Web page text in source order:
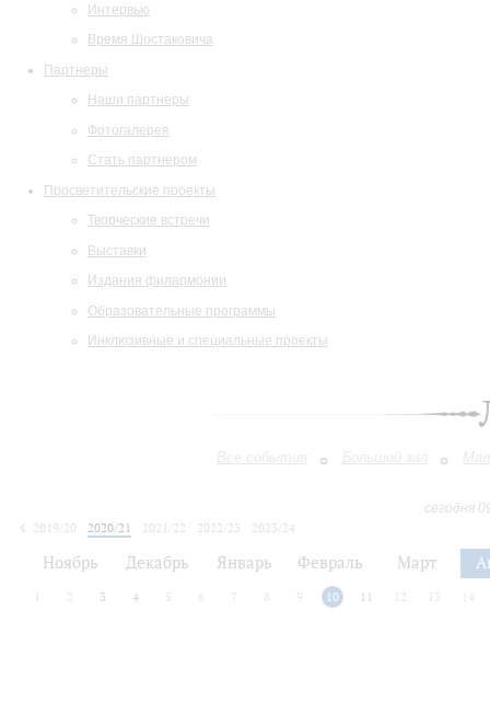
Интервью
Время Шостаковича
Партнеры
Наши партнеры
Фотогалерея
Стать партнером
Просветительские проекты
Творческие встречи
Выставки
Издания филармонии
Образовательные программы
Инклюзивные и специальные проекты
Все события Большой зал
сегодня
2019/20
2020/21 2021/22 2022/23
2023/24
Ноябрь Декабрь Январь Февраль Март
2 3 4 5 6 7 8 9 10 11 12 13 14